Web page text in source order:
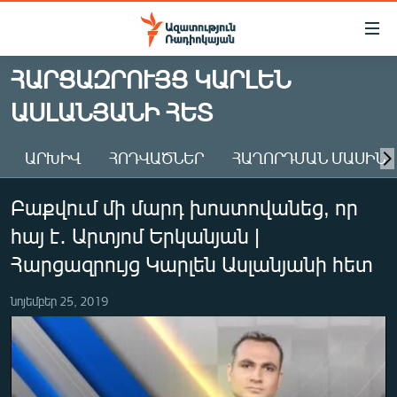
Մատչելիության
Անցնել
հիմնական
բովանդակությանը
հիմնական
ԱԶԱՏՈՒԹՅՈՒՆ TV
ՀԱՅԱՍՏԱՆ
ՔԱՂԱՔԱԿԱՆ
ԻՐԱՎՈՒՆՔ
ՀԱՍԱՐԱԿՈՒԹՅՈՒՆ
ՂԱՐԱԲԱՂ
ՊԱՏԵՐԱԶՄԻ 6 ՇԱԲԱԹՆԵՐԸ
ՏԱՐԱԾԱՇՐՋԱՆ
ՀԱՐՑԱԶՐՈՒՅՑ ԿԱՐԼԵՆ
ԱՍԼԱՆՅԱՆԻ ՀԵՏ
ԱՐԽԻՎ ՀՈԴՎԱԾՆԵՐ ՀԱՂՈՐԴՄԱՆ ՄԱՍԻՆ
Բաքվում մի մարդ խոստովանեց, որ
հայ է․ Արտյոմ Երկանյան |
Հարցազրույց Կարլեն Ասլանյանի հետ
նոյեմբեր 25, 2019